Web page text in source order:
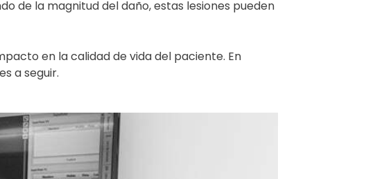
de la magnitud del daño, estas lesiones pueden
en la calidad de vida del paciente. En
a seguir.